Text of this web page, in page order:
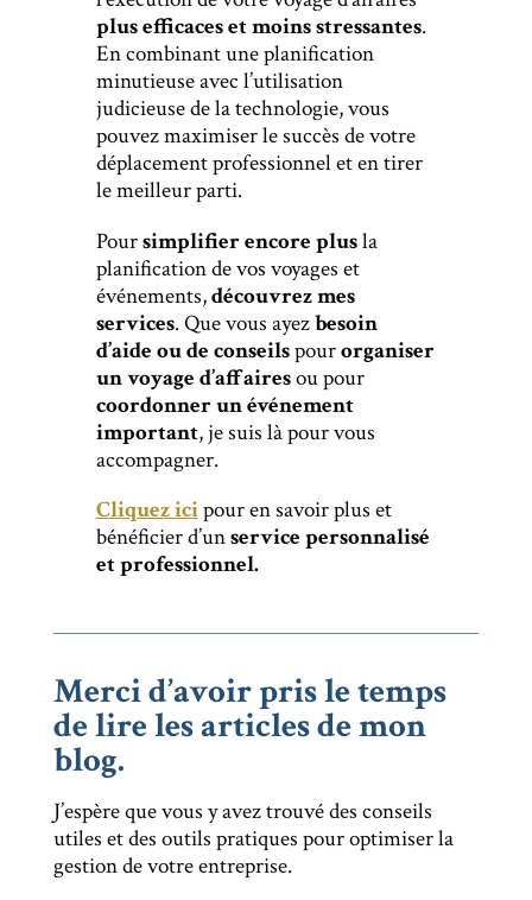
plus efficaces et moins stressantes.
En combinant une planification
minutieuse avec l’utilisation
judicieuse de la technologie, vous
pouvez maximiser le succès de votre
déplacement professionnel et en tirer
le meilleur parti.
Poursimplifier encore plusla
planification de vos voyages et
événements,découvrez mes
services. Que vous ayezbesoin
d’aide ou de conseilspourorganiser
un voyage d’affairesou pour
coordonner un événement
important, je suis là pour vous
accompagner.
Cliquez icipour en savoir plus et
bénéficier d’unservice personnalisé
et professionnel.
Merci d’avoir pris le temps
de lire les articles de mon
blog.
J’espère que vous y avez trouvé des conseils
utiles et des outils pratiques pour optimiser la
gestion de votre entreprise.